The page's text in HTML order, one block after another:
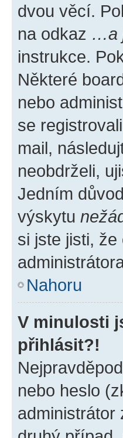
dvou věcí.
na odkaz …a
instrukce.
Některé
nebo
se
mail,
neobdrželi,
Jedním
výskytu
si jste jisti,
Nahoru
V minulosti
přihlásit?!
nebo heslo
administrátor